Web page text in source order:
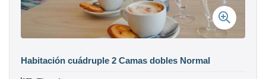
Habitación cuádruple 2 Camas dobles Normal